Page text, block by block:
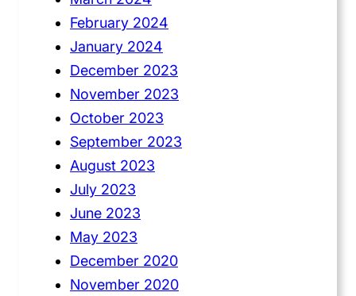
February 2024
January 2024
December 2023
November 2023
October 2023
September 2023
August 2023
July 2023
June 2023
May 2023
December 2020
November 2020